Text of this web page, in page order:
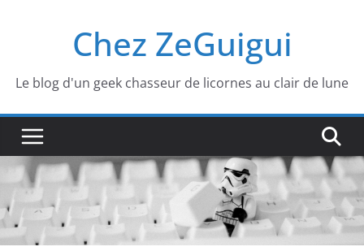
Chez ZeGuigui
Le blog d'un geek chasseur de licornes au clair de lune